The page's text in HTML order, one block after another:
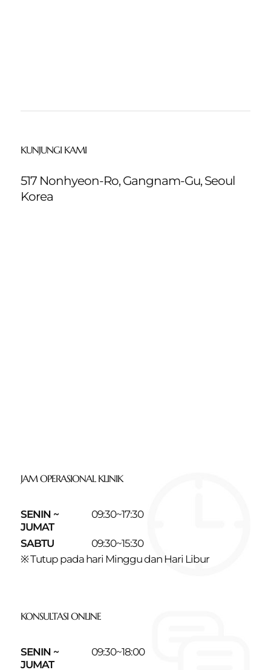
KUNJUNGI KAMI
517 Nonhyeon-Ro, Gangnam-Gu, Seoul
Korea
JAM OPERASIONAL KLINIK
SENIN ~
JUMAT
09:30~17:30
SABTU
09:30~15:30
※ Tutup pada hari Minggu dan Hari Libur
KONSULTASI ONLINE
SENIN ~
JUMAT
09:30~18:00